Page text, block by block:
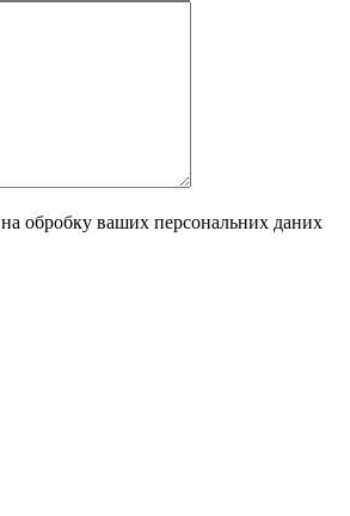
обробку ваших персональних даних